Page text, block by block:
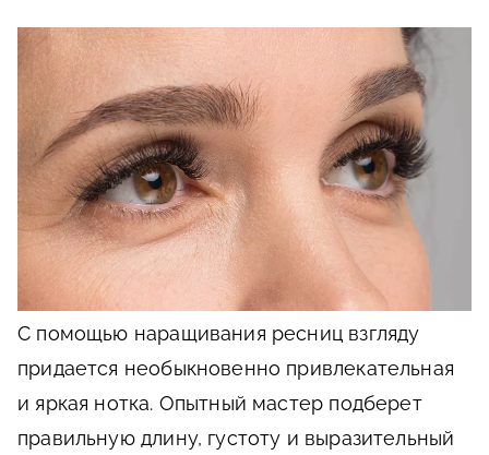
С помощью наращивания ресниц взгляду
придается необыкновенно привлекательная
и яркая нотка. Опытный мастер подберет
правильную длину, густоту и выразительный